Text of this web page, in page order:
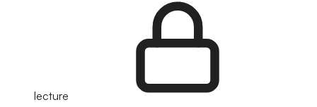
lecture